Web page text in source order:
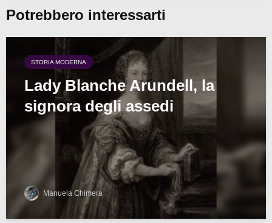
Potrebbero interessarti
STORIA MODERNA
Lady Blanche Arundell, la
signora degli assedi
Manuela Chimera